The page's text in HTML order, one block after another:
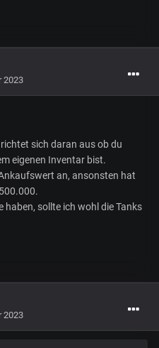
2023
sich daran aus ob du
eigenen Inventar bist.
an, ansonsten hat
haben, sollte ich wohl die Tanks
2023